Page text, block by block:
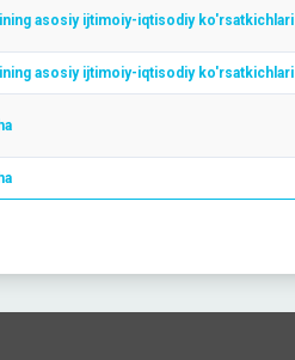
asosiy ijtimoiy-iqtisodiy ko'rsatkichlari
asosiy ijtimoiy-iqtisodiy ko'rsatkichlari